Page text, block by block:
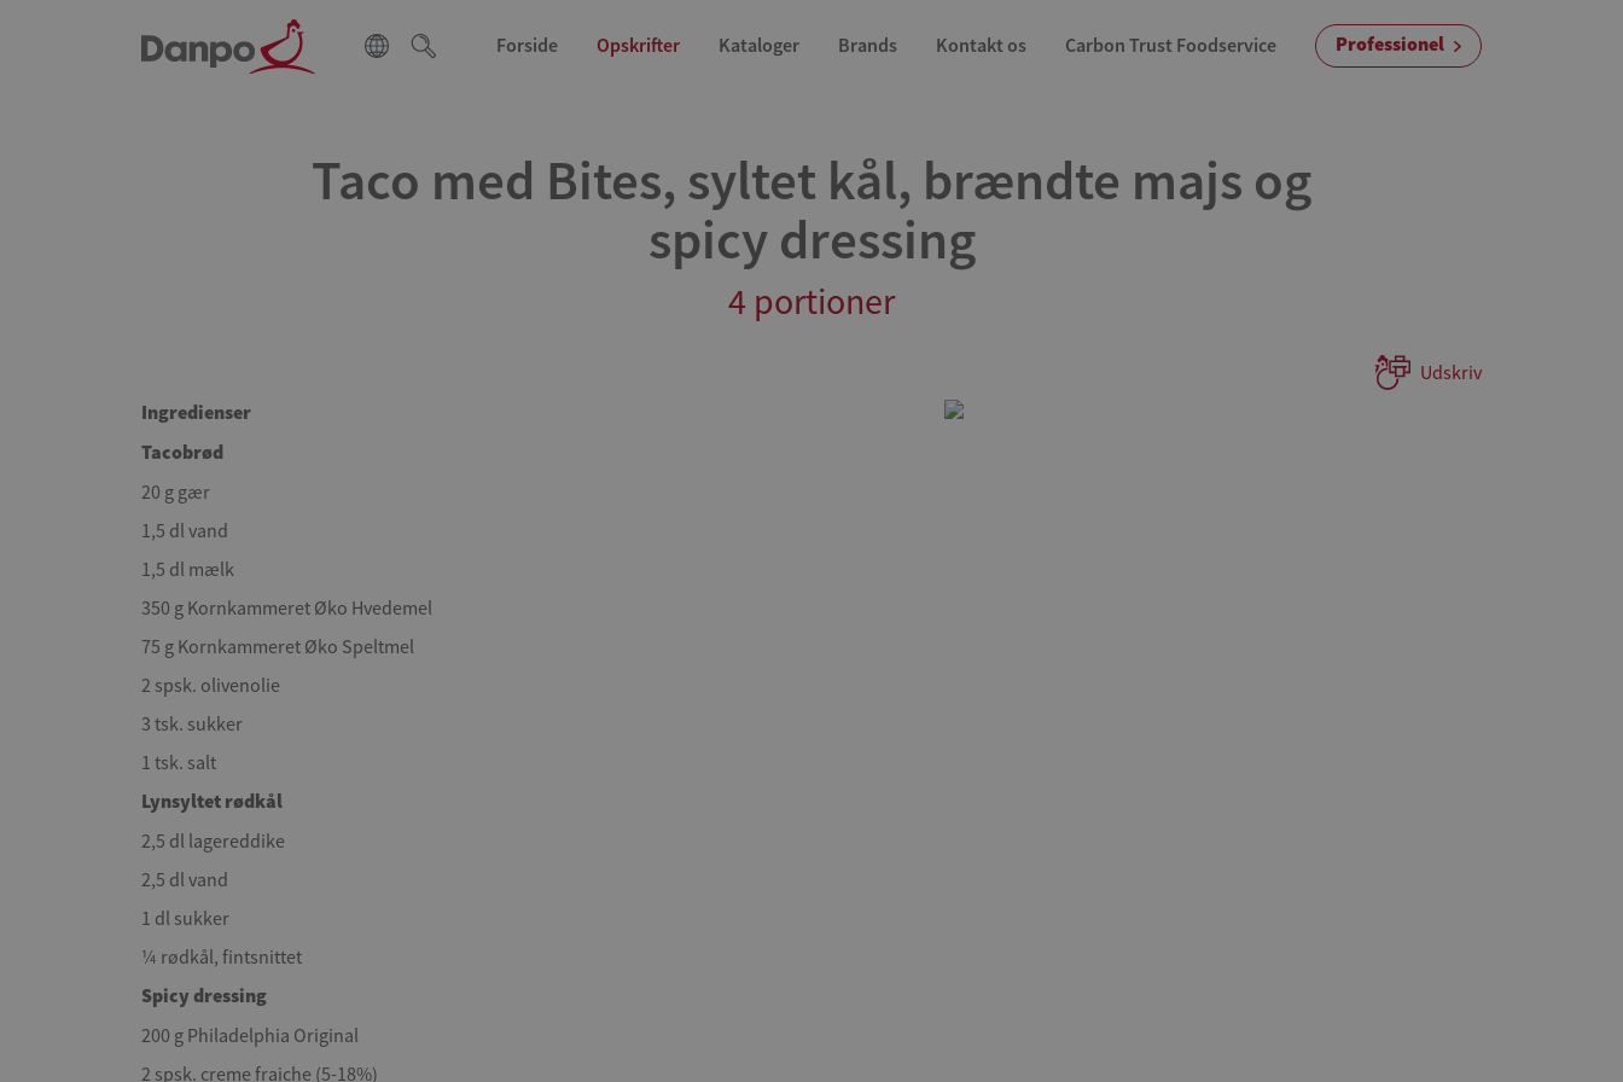
Forside Opskrifter Kataloger Brands Kontakt os Carbon Trust Foodservice Professionel
Taco med Bites, syltet kål, brændte majs og
spicy dressing
4 portioner
Udskriv
Ingredienser
Tacobrød
20 g gær
1,5 dl vand
1,5 dl mælk
350 g Kornkammeret Øko Hvedemel
75 g Kornkammeret Øko Speltmel
2 spsk. olivenolie
3 tsk. sukker
1 tsk. salt
Lynsyltet rødkål
2,5 dl lagereddike
2,5 dl vand
1 dl sukker
¼ rødkål, fintsnittet
Spicy dressing
200 g Philadelphia Original
2 spsk. creme fraiche (5-18%)